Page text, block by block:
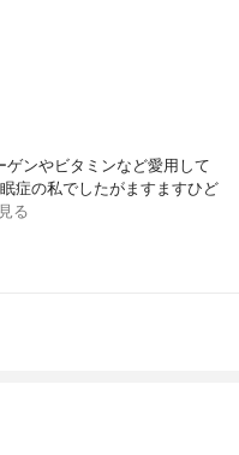
ンやビタミンなど愛用して
症の私でしたがますますひど
る